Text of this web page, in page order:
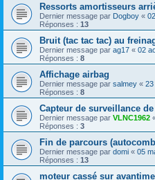
Ressorts amortisseurs
Dernier message par Dogboy «
Réponses : 13
Bruit (tac tac tac) au
Dernier message par ag17 « 02
Réponses : 8
Affichage airbag
Dernier message par salmey « 23
Réponses : 8
Capteur de surveillance
Dernier message par VLNC1962
Réponses : 3
Fin de parcours
Dernier message par domi « 05
Réponses : 13
moteur cassé sur avantime